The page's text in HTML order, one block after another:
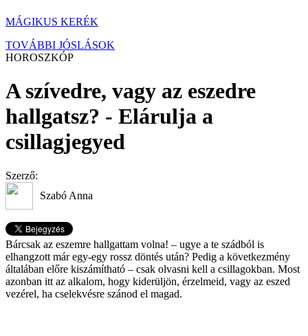
MÁGIKUS KERÉK
TOVÁBBI JÓSLÁSOK
HOROSZKÓP
A szívedre, vagy az eszedre
hallgatsz? - Elárulja a
csillagjegyed
Szerző:
Szabó Anna
Bárcsak az eszemre hallgattam volna! – ugye a te szádból is
elhangzott már egy-egy rossz döntés után? Pedig a következmény
általában előre kiszámítható – csak olvasni kell a csillagokban. Most
azonban itt az alkalom, hogy kiderüljön, érzelmeid, vagy az eszed
vezérel, ha cselekvésre szánod el magad.